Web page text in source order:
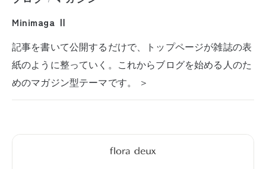
Minimaga Ⅱ
記事を書いて公開するだけで、トップページが雑誌の表
紙のように整っていく。これからブログを始める人のた
めのマガジン型テーマです。 ＞